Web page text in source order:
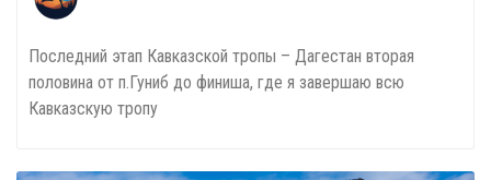
Последний этап Кавказской тропы – Дагестан вторая
половина от п.Гуниб до финиша, где я завершаю всю
Кавказскую тропу